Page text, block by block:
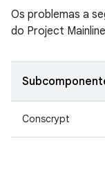
Os problemas a
do Project
Conscrypt